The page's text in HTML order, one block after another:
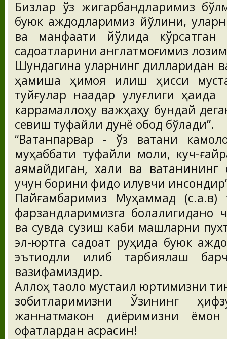
Бизлар ўз жигарбандларимиз
буюк аждодларимиз йўлини,
ва манфаати йўлида
садоқатларини англатмоғимиз
Шундагина уларнинг дилларидан
ҳамиша ҳимоя қилиш ҳисси
туйғулар нақадар улуғлиги
каррамаллоҳу важҳаҳу бундай
севиш туфайли дунё обод бўлади”.
“Ватанпарвар - ўз ватани
муҳаббати туфайли моли, куч-
аямайдиган, халқи ва ватанининг
учун борини фидо қилувчи
Пайғамбаримиз Муҳаммад (с.а.в)
фарзандларимизга болалигиданоқ
ва сувда сузиш каби машқларни
эл-юртга садоқат руҳида буюк
эътиқодли қилиб тарбиялаш
вазифамиздир.
Аллоҳ таоло мустақил юртимизни
зобитларимизни Ўзининг
жаннатмакон диёримизни
офатлардан асрасин!